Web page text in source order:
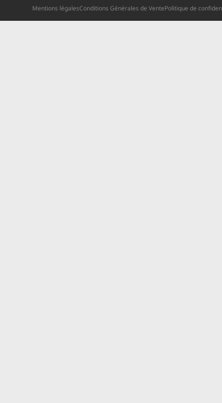
Mentions légalesConditions Générales de VentePolitique de